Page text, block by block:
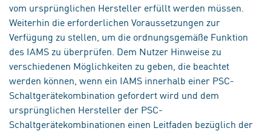
vom ursprünglichen Hersteller erfüllt werden müssen.
Weiterhin die erforderlichen Voraussetzungen zur
Verfügung zu stellen, um die ordnungsgemäße Funktion
des IAMS zu überprüfen. Dem Nutzer Hinweise zu
verschiedenen Möglichkeiten zu geben, die beachtet
werden können, wenn ein IAMS innerhalb einer PSC-
Schaltgerätekombination gefordert wird und dem
ursprünglichen Hersteller der PSC-
Schaltgerätekombinationen einen Leitfaden bezüglich der